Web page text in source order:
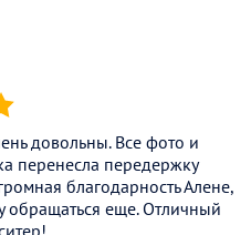
довольны. Все фото и
перенесла передержку
благодарность Алене,
обращаться еще. Отличный